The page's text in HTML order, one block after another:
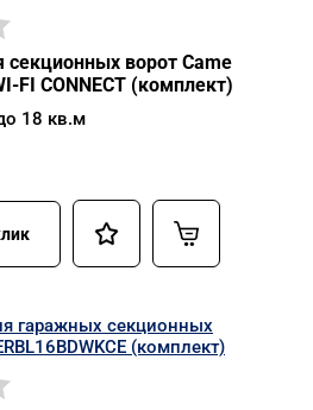
секционных ворот Came
FI CONNECT (комплект)
18 кв.м